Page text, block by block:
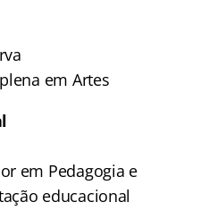
em Artes
em Pedagogia e
educacional